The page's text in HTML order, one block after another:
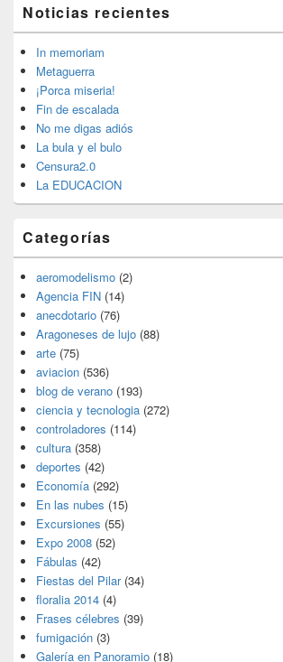
área
de
widget
barra
lateral
primaria
Noticias recientes
In memoriam
Metaguerra
¡Porca miseria!
Fin de escalada
No me digas adiós
La bula y el bulo
Censura2.0
La EDUCACION
Categorías
aeromodelismo (2)
Agencia FIN (14)
anecdotario (76)
Aragoneses de lujo (88)
arte (75)
aviacion (536)
blog de verano (193)
ciencia y tecnologia (272)
controladores (114)
cultura (358)
deportes (42)
Economía (292)
En las nubes (15)
Excursiones (55)
Expo 2008 (52)
Fábulas (42)
Fiestas del Pilar(34)
floralia 2014 (4)
Frases célebres (39)
fumigación (3)
Galería en Panoramio (18)